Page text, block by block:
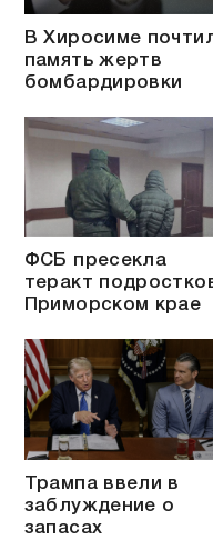
В Хиросиме
память жертв
бомбардировки
ФСБ пресекла
теракт
Приморском крае
Трампа ввели в
заблуждение о
запасах